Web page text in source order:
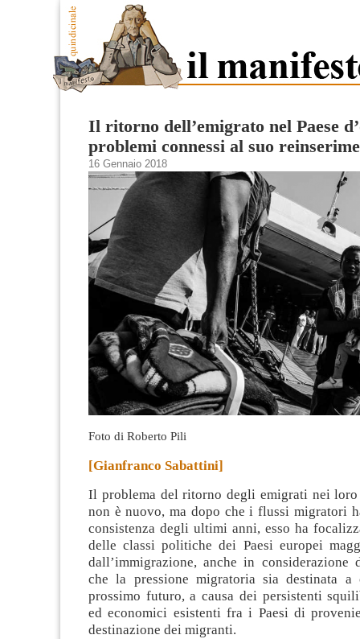
Il ritorno dell’emigrato nel Paese
problemi connessi al suo
16 Gennaio 2018
Foto di Roberto Pili
[Gianfranco Sabattini]
Il problema del ritorno degli emigrati nei loro
non è nuovo, ma dopo che i flussi migratori
consistenza degli ultimi anni, esso ha
delle classi politiche dei Paesi europei
dall’immigrazione, anche in considerazione
che la pressione migratoria sia destinata a
prossimo futuro, a causa dei persistenti
ed economici esistenti fra i Paesi di
destinazione dei migranti.